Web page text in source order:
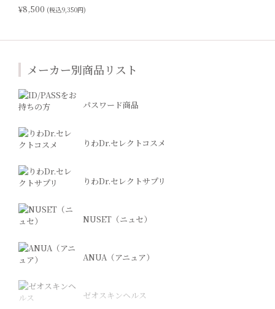
¥8,500 (税込9,350円)
メーカー別商品リスト
パスワード商品
りわDr.セレクトコスメ
りわDr.セレクトサプリ
NUSET（ニュセ）
ANUA（アニュア）
ゼオスキンヘルス